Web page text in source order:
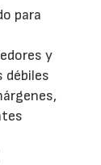
para
y
débiles